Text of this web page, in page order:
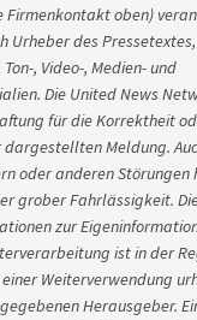
Firmenkontakt oben)
Urheber des
, Video-, Medien- und
Die United News
für die Korrektheit
Meldung.
oder anderen Störungen
grober Fahrlässigkeit.
zur
ist in der
Weiterverwendung
Herausgeber.